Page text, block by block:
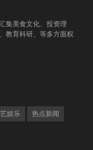
集美食文化、投资理
教育科研、等多方面权
娱乐 热点新闻